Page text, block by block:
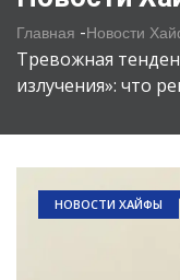
Главная -Новости
Тревожная
излучения»: что
НОВОСТИ ХАЙФЫ